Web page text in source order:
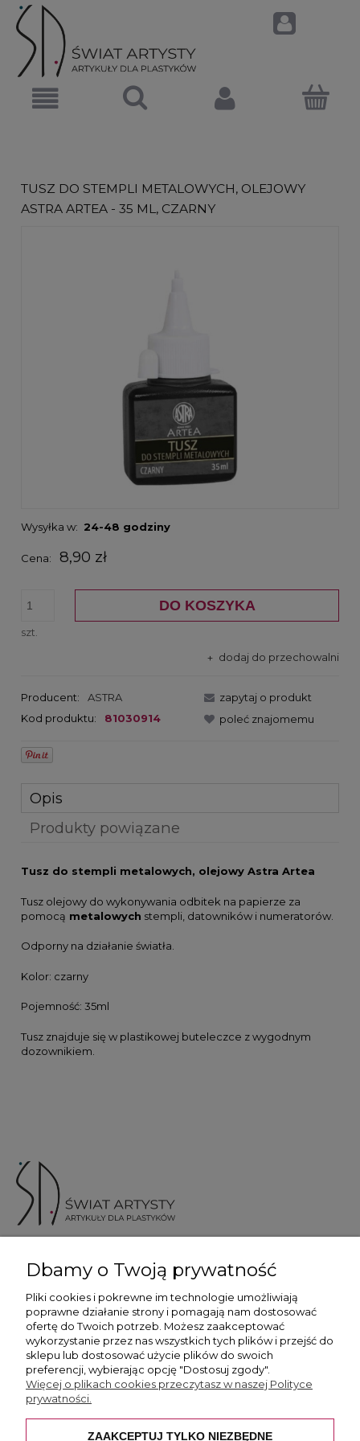
TUSZ DO STEMPLI METALOWYCH, OLEJOWY
ASTRA ARTEA - 35 ML, CZARNY
Wysyłka w: 24-48 godziny
Cena: 8,90 zł
szt.
DO KOSZYKA
dodaj do przechowalni
Producent:
ASTRA
Kod produktu:
81030914
zapytaj o produkt
poleć znajomemu
Opis
Produkty powiązane
Tusz do stempli metalowych, olejowy Astra Artea
Tusz olejowy do wykonywania odbitek na papierze za
pomocą metalowych stempli, datowników i numeratorów.
Odporny na działanie światła.
Kolor: czarny
Pojemność: 35ml
Tusz znajduje się w plastikowej buteleczce z wygodnym
dozownikiem.
Więcej informacji
Płatność i dostawa
Pomoc
Dbamy o Twoją prywatność
Pliki cookies i pokrewne im technologie umożliwiają
poprawne działanie strony i pomagają nam dostosować
ofertę do Twoich potrzeb. Możesz zaakceptować
wykorzystanie przez nas wszystkich tych plików i przejść do
sklepu lub dostosować użycie plików do swoich
preferencji, wybierając opcję "Dostosuj zgody".
Więcej o plikach cookies przeczytasz w naszej Polityce
prywatności.
ZAAKCEPTUJ TYLKO NIEZBĘDNE